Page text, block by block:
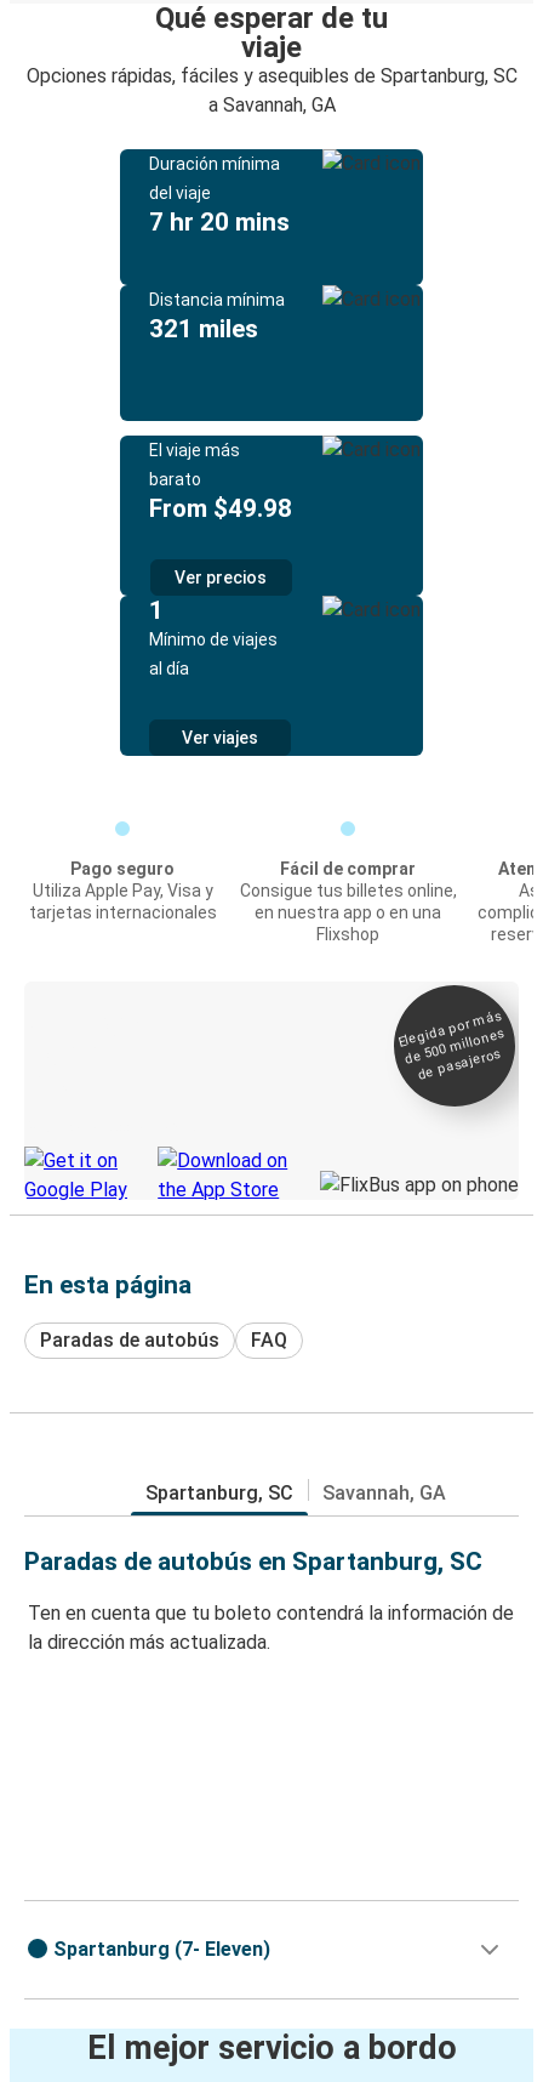
Qué esperar de tu
viaje
Opciones rápidas, fáciles y asequibles de Spartanburg, SC
a Savannah, GA
Duración mínima
del viaje
7 hr 20 mins
Distancia mínima
321 miles
El viaje más
barato
From $49.98
Ver precios
1
Mínimo de viajes
al día
Ver viajes
Pago seguro
Utiliza Apple Pay, Visa y
tarjetas internacionales
Fácil de comprar
Consigue tus billetes online,
en nuestra app o en una
Flixshop
Elegida por
más
de 500
millones
de pasajeros
En esta página
Paradas de autobús FAQ
Spartanburg, SC Savannah, GA
Paradas de autobús en Spartanburg, SC
Ten en cuenta que tu boleto contendrá la información de
la dirección más actualizada.
Spartanburg (7- Eleven)
El mejor servicio a bordo